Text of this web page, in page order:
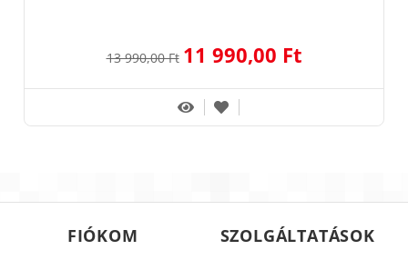
13 990,00 Ft 11 990,00 Ft
FIÓKOM SZOLGÁLTATÁSOK